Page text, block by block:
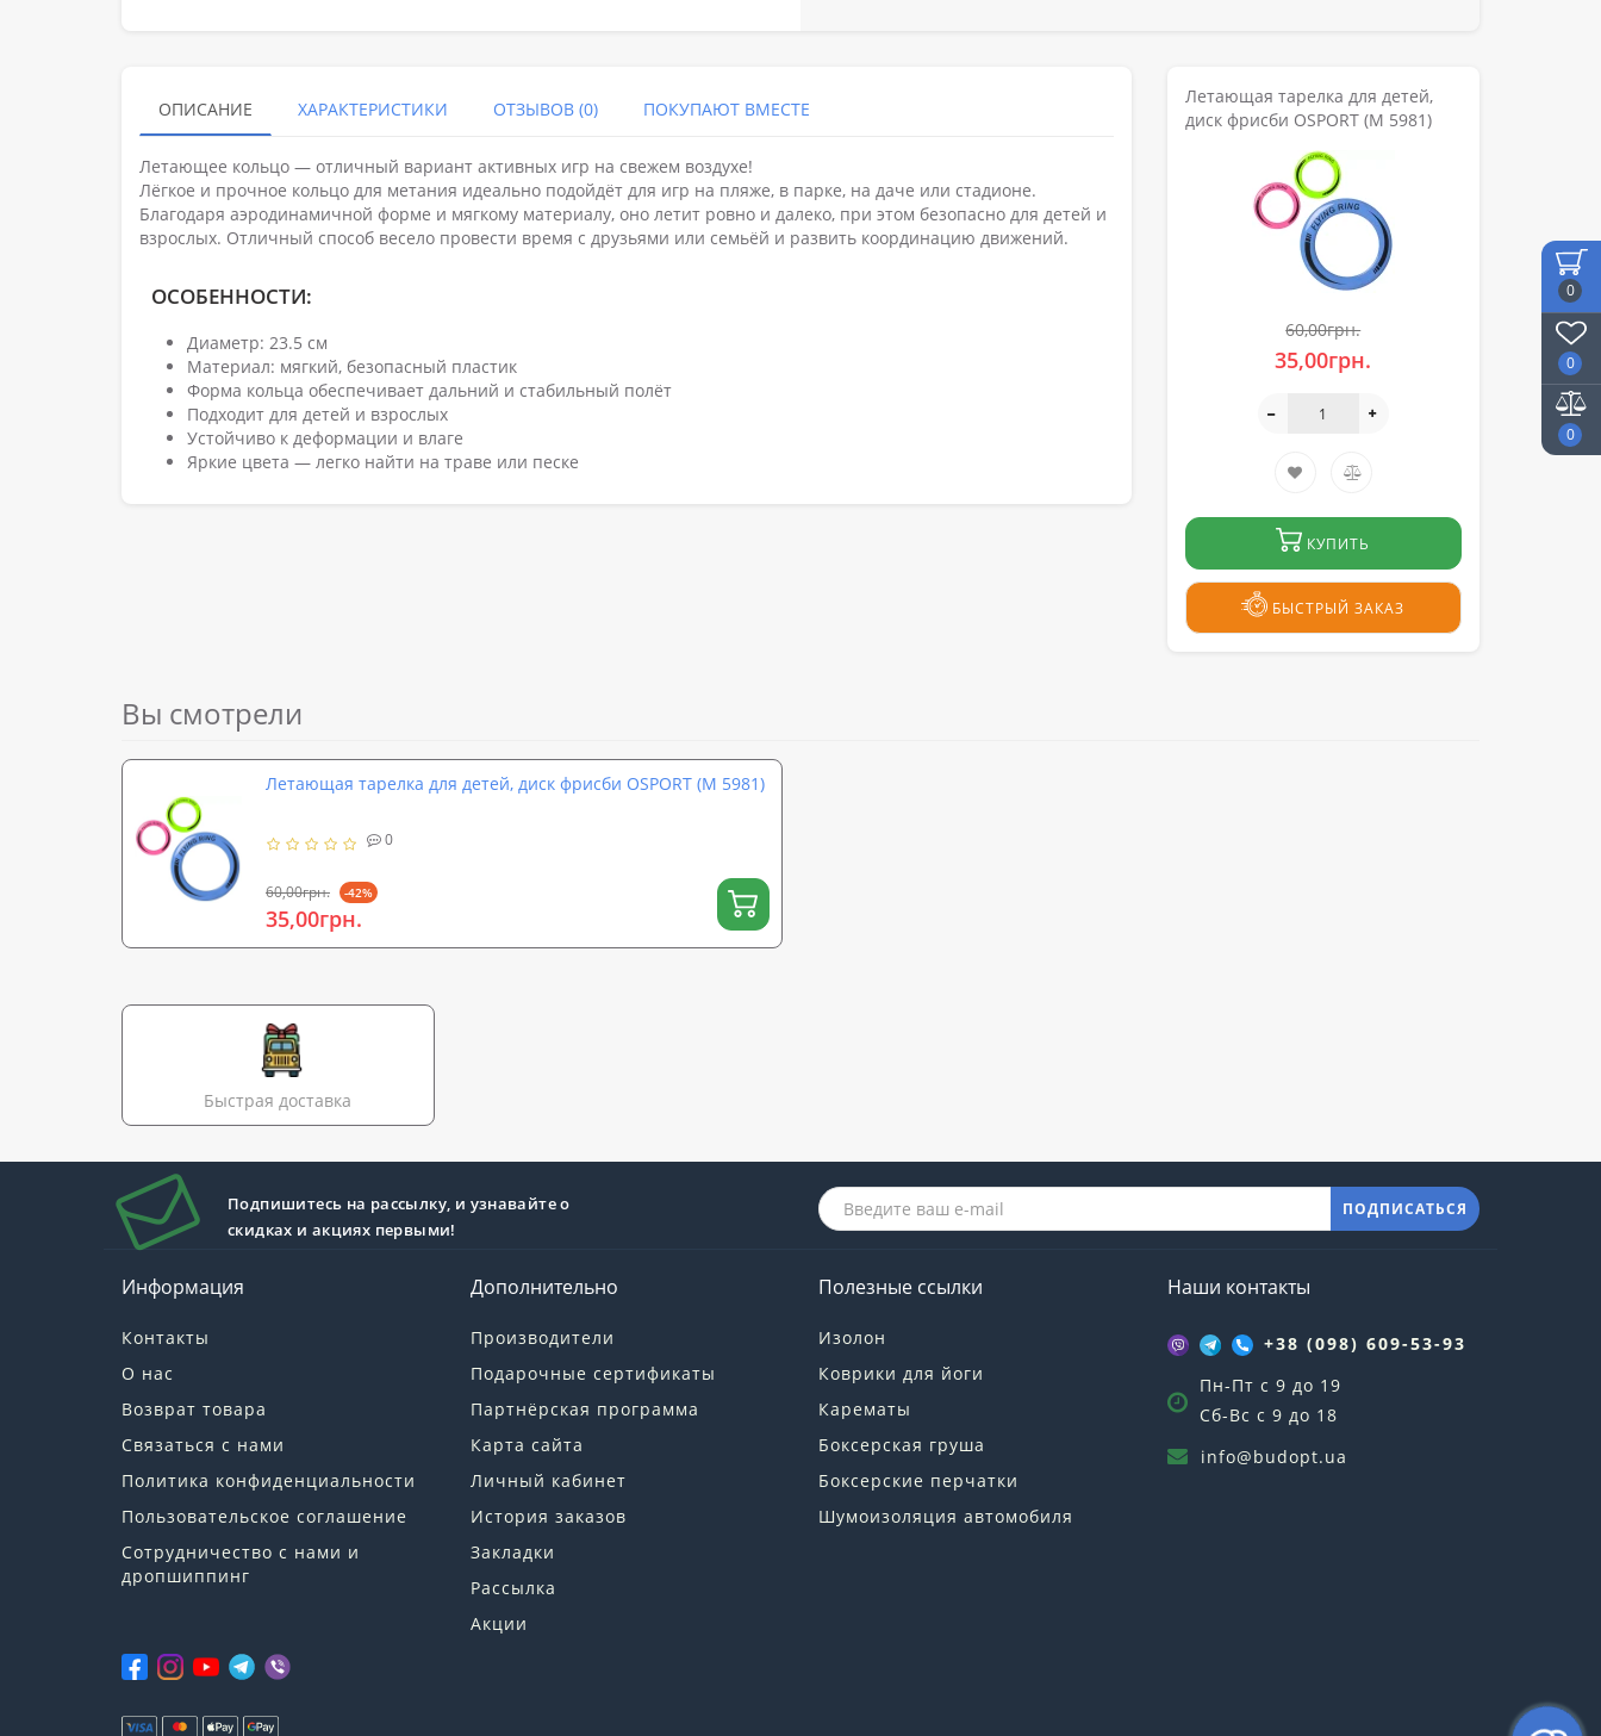
0
0
0
ОПИСАНИЕ ХАРАКТЕРИСТИКИ ОТЗЫВОВ (0) ПОКУПАЮТ ВМЕСТЕ
Летающее кольцо — отличный вариант активных игр на свежем воздухе!
Лёгкое и прочное кольцо для метания идеально подойдёт для игр на пляже, в парке, на даче или стадионе.
Благодаря аэродинамичной форме и мягкому материалу, оно летит ровно и далеко, при этом безопасно для детей и
взрослых. Отличный способ весело провести время с друзьями или семьёй и развить координацию движений.
ОСОБЕННОСТИ:
Диаметр: 23.5 см
Материал: мягкий, безопасный пластик
Форма кольца обеспечивает дальний и стабильный полёт
Подходит для детей и взрослых
Устойчиво к деформации и влаге
Яркие цвета — легко найти на траве или песке
Летающая тарелка для детей,
диск фрисби OSPORT (M 5981)
60,00грн.
35,00грн.
КУПИТЬ
БЫСТРЫЙ ЗАКАЗ
Вы смотрели
Летающая тарелка для детей, диск фрисби OSPORT (M 5981)
0
60,00грн. -42%
35,00грн.
Быстрая доставка
Подпишитесь на рассылку, и узнавайте о
скидках и акциях первыми!
ПОДПИСАТЬСЯ
Информация
Контакты
О нас
Возврат товара
Связаться с нами
Политика конфиденциальности
Пользовательское соглашение
Сотрудничество с нами и
дропшиппинг
Дополнительно
Производители
Подарочные сертификаты
Партнёрская программа
Карта сайта
Личный кабинет
История заказов
Закладки
Рассылка
Акции
Полезные ссылки
Изолон
Коврики для йоги
Карематы
Боксерская груша
Боксерские перчатки
Шумоизоляция автомобиля
Наши контакты
+38 (098) 609-53-93
Пн-Пт с 9 до 19
Сб-Вс с 9 до 18
info@budopt.ua